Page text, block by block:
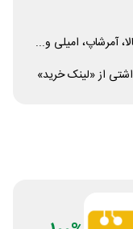
آمرشاپ، امیلی و...
از «لینک خرید»